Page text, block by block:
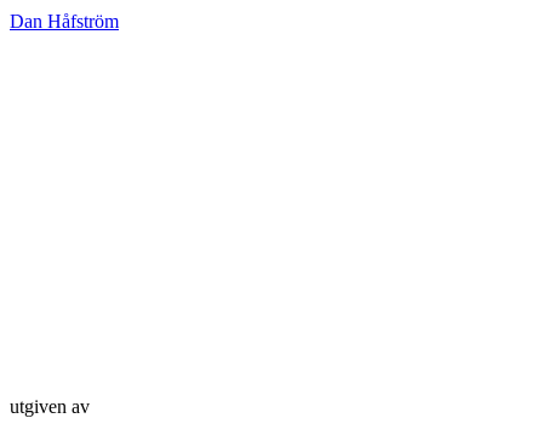
Dan Håfström
utgiven av